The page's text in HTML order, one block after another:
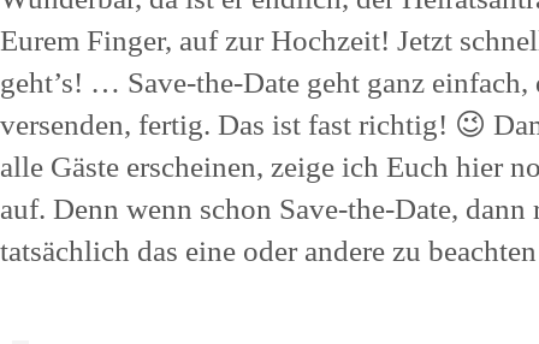
Eurem Finger, auf zur Hochzeit! Jetzt
geht’s! … Save-the-Date geht ganz
versenden, fertig. Das ist fast richtig! 😉
alle Gäste erscheinen, zeige ich Euch hier
auf. Denn wenn schon Save-the-Date,
tatsächlich das eine oder andere zu